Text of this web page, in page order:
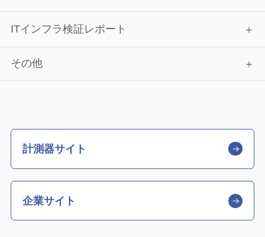
ITインフラ検証レポート
その他
計測器サイト
企業サイト